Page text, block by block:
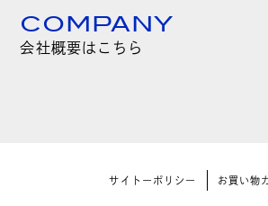
COMPANY
会社概要はこちら
サイトーポリシー お買い物